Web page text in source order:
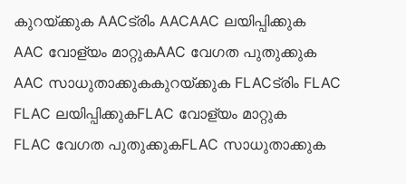
കുറയ്ക്കുക AACട്രിം AACAAC ലയിപ്പിക്കുക
AAC വോള്യം മാറ്റുകAAC വേഗത പുതുക്കുക
AAC സാധുതാക്കുകകുറയ്ക്കുക FLACട്രിം FLAC
FLAC ലയിപ്പിക്കുകFLAC വോള്യം മാറ്റുക
FLAC വേഗത പുതുക്കുകFLAC സാധുതാക്കുക